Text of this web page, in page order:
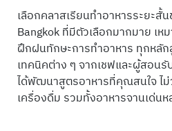
เลือกคลาสเรียนทำอาหารระยะสั้
Bangkok ที่มีตัวเลือกมากมาย เห
ฝึกฝนทักษะการทำอาหาร ทุกหลัก
เทคนิคต่าง ๆ จากเชฟและผู้สอน
ได้พัฒนาสูตรอาหารที่คุณสนใจ ไม่
เครื่องดื่ม รวมทั้งอาหารจานเด่น